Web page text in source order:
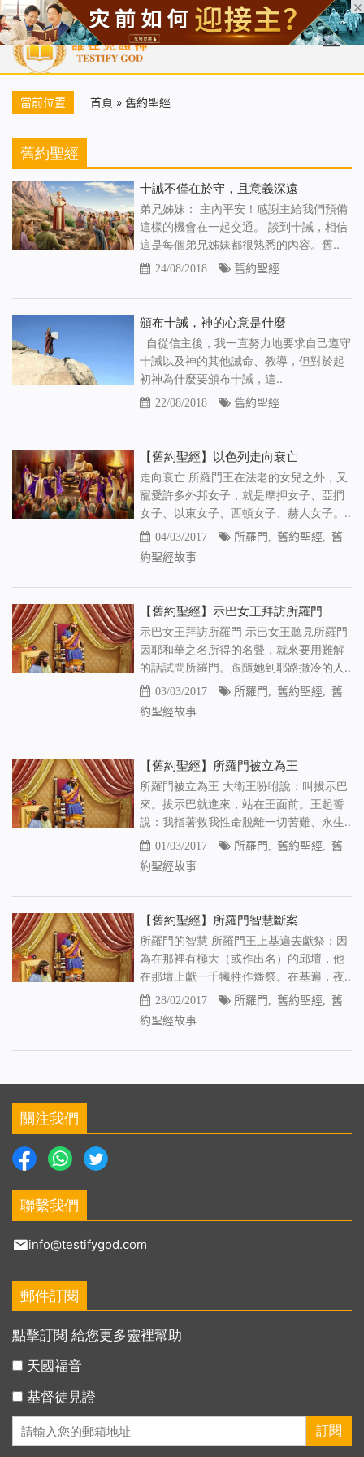
首頁 每日靈糧 天國福音 基督徒見證 信仰解答 聖經
當前位置 首頁 » 舊約聖經
舊約聖經
十誡不僅在於守，且意義深遠
弟兄姊妹： 主內平安！感謝主給我們預備
這樣的機會在一起交通。 談到十誡，相信
這是每個弟兄姊妹都很熟悉的內容。舊..
24/08/2018 舊約聖經
頒布十誡，神的心意是什麼
自從信主後，我一直努力地要求自己遵守
十誡以及神的其他誡命、教導，但對於起
初神為什麼要頒布十誡，這..
22/08/2018 舊約聖經
【舊約聖經】以色列走向衰亡
走向衰亡 所羅門王在法老的女兒之外，又
寵愛許多外邦女子，就是摩押女子、亞捫
女子、以東女子、西頓女子、赫人女子。..
04/03/2017 所羅門 舊約聖經, 舊
約聖經故事
【舊約聖經】示巴女王拜訪所羅門
示巴女王拜訪所羅門 示巴女王聽見所羅門
因耶和華之名所得的名聲，就來要用難解
的話試問所羅門。跟隨她到耶路撒冷的人..
03/03/2017 所羅門 舊約聖經, 舊
約聖經故事
【舊約聖經】所羅門被立為王
所羅門被立為王 大衛王吩咐說：叫拔示巴
來。拔示巴就進來，站在王面前。王起誓
說：我指著救我性命脫離一切苦難、永生..
01/03/2017 所羅門 舊約聖經, 舊
約聖經故事
【舊約聖經】所羅門智慧斷案
所羅門的智慧 所羅門王上基遍去獻祭；因
為在那裡有極大（或作出名）的邱壇，他
在那壇上獻一千犧牲作燔祭。在基遍，夜..
28/02/2017 所羅門 舊約聖經, 舊
約聖經故事
關注我們
聯繫我們
info@testifygod.com
郵件訂閱
點擊訂閱 給您更多靈裡幫助
天國福音
基督徒見證